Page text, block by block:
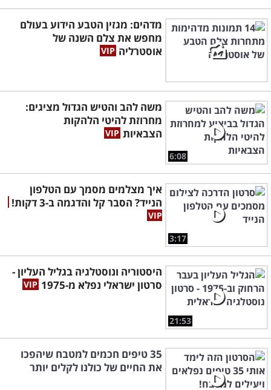
מדהים: מגזין הטבע הידוע בעולם
מחפש את צלם השנה של
אוסטרליה
6:08
משה להב והטיש הגדול מציגים:
מחרוזת להיטי הלהקות
הצבאיות
3:17
איך מצלמים מסמך עם הטלפון
הנייד? הסבר קל והדגמה ב-3 דקות!
21:53
היסטוריה ונוסטלגיה בגליל העליון -
סרטון ישראלי נפלא מ-1975
35 טיפים חכמים למטבח שיהפכו
את החיים של כולנו לקלים יותר